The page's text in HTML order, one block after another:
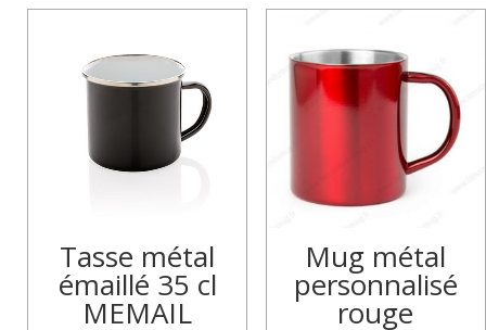
Tasse métal
émaillé 35 cl
MEMAIL
Mug métal
personnalisé
rouge